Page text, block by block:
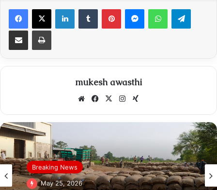
Facebook
X LinkedInTumblr PinterestMessengerWhatsApp
Share via Email Print
mukesh awasthi
WebsiteFacebook
X Instagram
Breaking News
May 25, 2026